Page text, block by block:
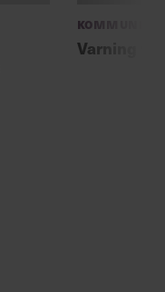
Varning